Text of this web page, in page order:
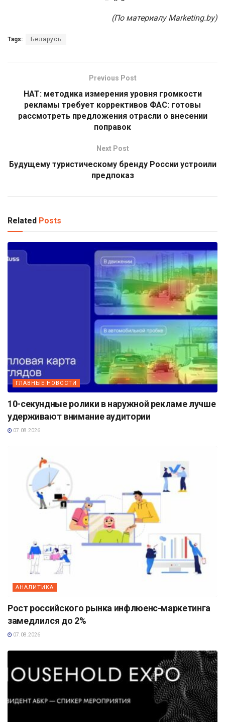
(По материалу Marketing.by)
Tags: Беларусь
Previous Post
НАТ: методика измерения уровня громкости
рекламы требует коррективов ФАС: готовы
рассмотреть предложения отрасли о внесении
поправок
Next Post
Будущему туристическому бренду России устроили
предпоказ
Related Posts
ГЛАВНЫЕ НОВОСТИ
10-секундные ролики в наружной рекламе лучше
удерживают внимание аудитории
07.08.2026
АНАЛИТИКА
Рост российского рынка инфлюенс-маркетинга
замедлился до 2%
07.08.2026